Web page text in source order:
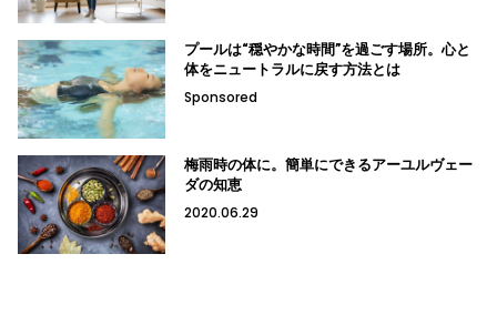
プールは“穏やかな時間”を過ごす場所。心と
体をニュートラルに戻す方法とは
Sponsored
梅雨時の体に。簡単にできるアーユルヴェー
ダの知恵
2020.06.29